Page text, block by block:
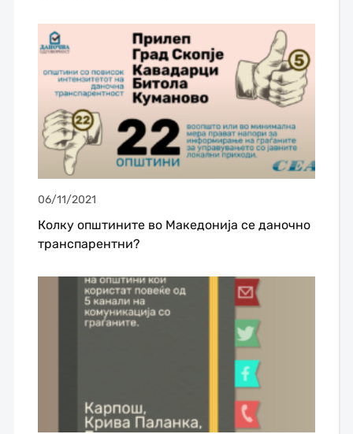
06/11/2021
Колку општините во Македонија се даночно
транспарентни?